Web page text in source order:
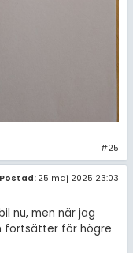
#25
Postad: 25 maj 2025 23:03
nu, men när jag
fortsätter för högre